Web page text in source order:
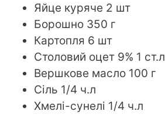
Яйце куряче 2 шт
Борошно 350 г
Картопля 6 шт
Столовий оцет 9% 1 ст.л
Вершкове масло 100 г
Сіль 1/4 ч.л
Хмелі-сунелі 1/4 ч.л